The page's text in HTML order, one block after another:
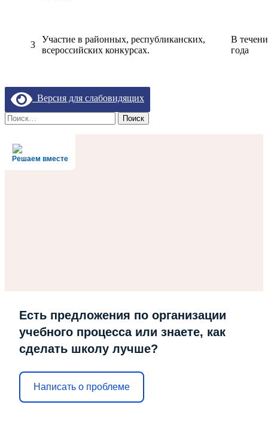
3
Участие в районных, республиканских,
всероссийских конкурсах.
В
года
Версия для слабовидящих
Найти:
Решаем вместе
Есть предложения по организации
учебного процесса или знаете, как
сделать школу лучше?
Написать о проблеме